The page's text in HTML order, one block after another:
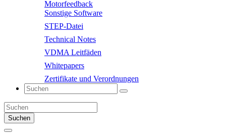
Motorfeedback
Sonstige Software
STEP-Datei
Technical Notes
VDMA Leitfäden
Whitepapers
Zertifikate und Verordnungen
Suchen